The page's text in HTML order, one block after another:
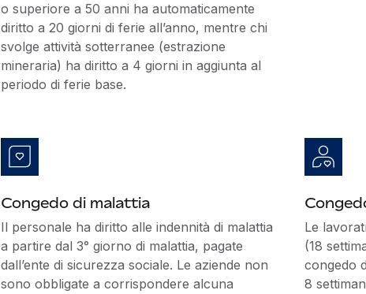
o superiore a 50 anni ha automaticamente
diritto a 20 giorni di ferie all’anno, mentre chi
svolge attività sotterranee (estrazione
mineraria) ha diritto a 4 giorni in aggiunta al
periodo di ferie base.
Congedo di malattia
Il personale ha diritto alle indennità di malattia
a partire dal 3° giorno di malattia, pagate
dall’ente di sicurezza sociale. Le aziende non
sono obbligate a corrispondere alcuna
Le
(18
congedo
8